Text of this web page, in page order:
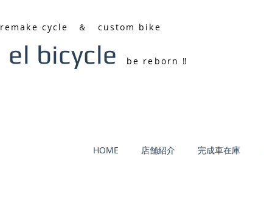
remake cycle ＆ custom bike
el bicycle be reborn ‼
HOME 店舗紹介 完成車在庫